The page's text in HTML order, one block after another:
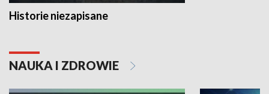
Historie niezapisane
NAUKA I ZDROWIE